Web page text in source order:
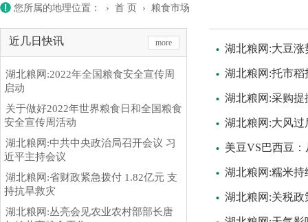
您所属的地理位置： › 首 页 › 粮食市场
近几日快讯 more
湖北粮网:2022年全国粮食安全宣传周
启动
关于做好2022年世界粮食日和全国粮食
安全宣传周活动
湖北粮网:中共中央政治局召开会议 习
近平主持会议
湖北粮网:省财政紧急拨付 1.82亿元 支
持抗旱救灾
湖北粮网:丛亮会见农业农村部部长唐
湖北粮网:大豆涨
湖北粮网:托市
湖北粮网:采购
湖北粮网:大风过
美豆VS巴西豆
湖北粮网:糯米
湖北粮网:关税